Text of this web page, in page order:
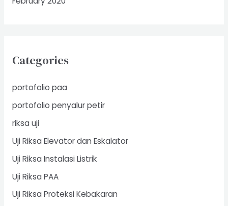
Categories
portofolio paa
portofolio penyalur petir
riksa uji
Uji Riksa Elevator dan Eskalator
Uji Riksa Instalasi Listrik
Uji Riksa PAA
Uji Riksa Proteksi Kebakaran